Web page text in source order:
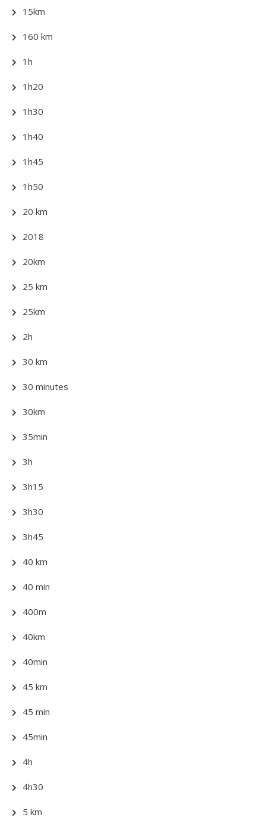
15km
160 km
1h
1h20
1h30
1h40
1h45
1h50
20 km
2018
20km
25 km
25km
2h
30 km
30 minutes
30km
35min
3h
3h15
3h30
3h45
40 km
40 min
400m
40km
40min
45 km
45 min
45min
4h
4h30
5 km